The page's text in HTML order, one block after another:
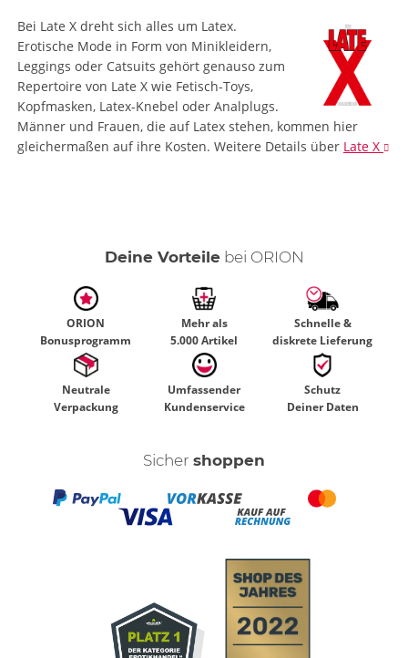
Bei Late X dreht sich alles um Latex.
Erotische Mode in Form von Minikleidern,
Leggings oder Catsuits gehört genauso zum
Repertoire von Late X wie Fetisch-Toys,
Kopfmasken, Latex-Knebel oder Analplugs.
Männer und Frauen, die auf Latex stehen, kommen hier
gleichermaßen auf ihre Kosten. Weitere Details über Late X
Deine Vorteilebei ORION
ORION
Bonusprogramm
Mehr als
5.000 Artikel
Schnelle &
diskrete Lieferung
Neutrale
Verpackung
Umfassender
Kundenservice
Schutz
Deiner Daten
Sicher shoppen